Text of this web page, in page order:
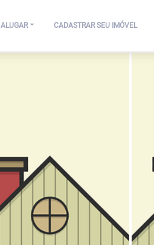
ALUGAR CADASTRAR SEU IMÓVEL